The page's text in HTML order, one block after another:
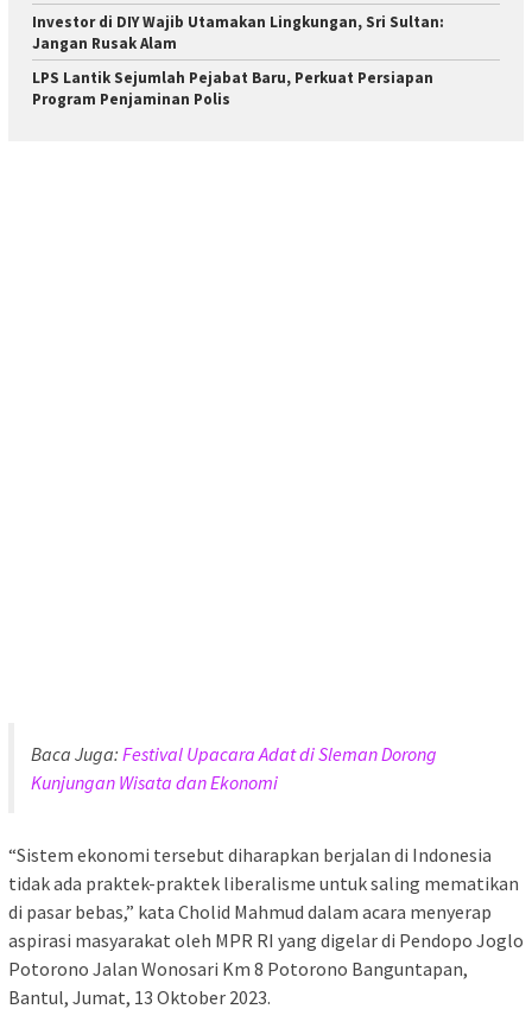
Investor di DIY Wajib Utamakan Lingkungan, Sri Sultan:
Jangan Rusak Alam
LPS Lantik Sejumlah Pejabat Baru, Perkuat Persiapan
Program Penjaminan Polis
Baca Juga: Festival Upacara Adat di Sleman Dorong
Kunjungan Wisata dan Ekonomi
“Sistem ekonomi tersebut diharapkan berjalan di Indonesia
tidak ada praktek-praktek liberalisme untuk saling mematikan
di pasar bebas,” kata Cholid Mahmud dalam acara menyerap
aspirasi masyarakat oleh MPR RI yang digelar di Pendopo Joglo
Potorono Jalan Wonosari Km 8 Potorono Banguntapan,
Bantul, Jumat, 13 Oktober 2023.